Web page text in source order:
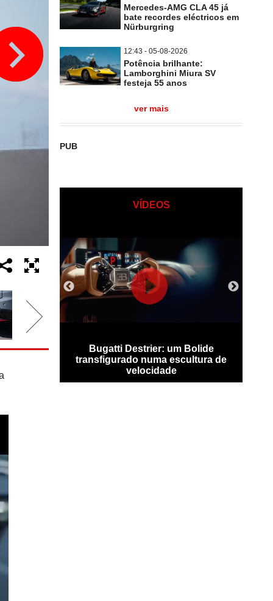
Mercedes-AMG CLA 45 já
bate recordes eléctricos em
Nürburgring
12:43 - 05-08-2026
Potência brilhante:
Lamborghini Miura SV
festeja 55 anos
ver mais
PUB
VÍDEOS
já bate
Bugatti Destrier: um Bolide
transfigurado numa escultura de
velocidade